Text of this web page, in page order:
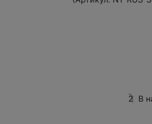
2 В